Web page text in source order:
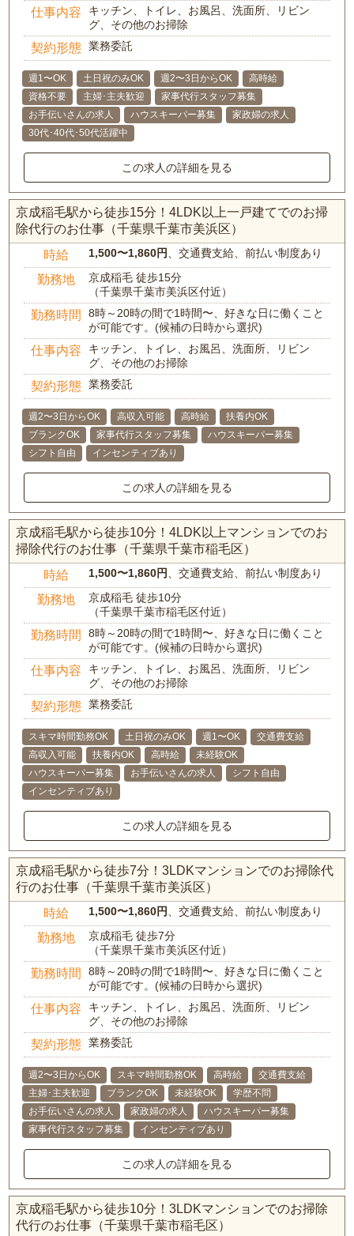
仕事内容
キッチン、トイレ、お風呂、洗面所、リビン
グ、その他のお掃除
契約形態 業務委託
週1〜OK 土日祝のみOK 週2〜3日からOK
高時給
資格不要
主婦･主夫歓迎
家事代行スタッフ募集
お手伝いさんの求人
ハウスキーパー募集
家政婦の求人
30代･40代･50代活躍中
この求人の詳細を見る
京成稲毛駅から徒歩15分！4LDK以上一戸建てでのお掃
除代行のお仕事（千葉県千葉市美浜区）
時給 1,500〜1,860円 、交通費支給、前払い制度あり
勤務地
京成稲毛 徒歩15分
（千葉県千葉市美浜区付近）
勤務時間
8時～20時の間で1時間〜、好きな日に働くこと
が可能です。(候補の日時から選択)
仕事内容
キッチン、トイレ、お風呂、洗面所、リビン
グ、その他のお掃除
契約形態 業務委託
週2〜3日からOK 高収入可能 高時給
扶養内OK
ブランクOK
家事代行スタッフ募集
ハウスキーパー募集
シフト自由
インセンティブあり
この求人の詳細を見る
京成稲毛駅から徒歩10分！4LDK以上マンションでのお
掃除代行のお仕事（千葉県千葉市稲毛区）
時給 1,500〜1,860円 、交通費支給、前払い制度あり
勤務地
京成稲毛 徒歩10分
（千葉県千葉市稲毛区付近）
勤務時間
8時～20時の間で1時間〜、好きな日に働くこと
が可能です。(候補の日時から選択)
仕事内容
キッチン、トイレ、お風呂、洗面所、リビン
グ、その他のお掃除
契約形態 業務委託
スキマ時間勤務OK 土日祝のみOK 週1〜OK
交通費支給
高収入可能
扶養内OK 高時給
未経験OK
ハウスキーパー募集
お手伝いさんの求人
シフト自由
インセンティブあり
この求人の詳細を見る
京成稲毛駅から徒歩7分！3LDKマンションでのお掃除代
行のお仕事（千葉県千葉市美浜区）
時給 1,500〜1,860円 、交通費支給、前払い制度あり
勤務地
京成稲毛 徒歩7分
（千葉県千葉市美浜区付近）
勤務時間
8時～20時の間で1時間〜、好きな日に働くこと
が可能です。(候補の日時から選択)
仕事内容
キッチン、トイレ、お風呂、洗面所、リビン
グ、その他のお掃除
契約形態 業務委託
週2〜3日からOK スキマ時間勤務OK 高時給
交通費支給
主婦･主夫歓迎
ブランクOK 未経験OK
学歴不問
お手伝いさんの求人
家政婦の求人
ハウスキーパー募集
家事代行スタッフ募集
インセンティブあり
この求人の詳細を見る
京成稲毛駅から徒歩10分！3LDKマンションでのお掃除
代行のお仕事（千葉県千葉市稲毛区）